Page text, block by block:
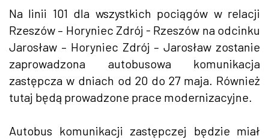
Na linii 101 dla wszystkich pociągów w relacji
Rzeszów – Horyniec Zdrój - Rzeszów na odcinku
Jarosław – Horyniec Zdrój – Jarosław zostanie
zaprowadzona autobusowa komunikacja
zastępcza w dniach od 20 do 27 maja. Również
tutaj będą prowadzone prace modernizacyjne.
Autobus komunikacji zastępczej będzie miał